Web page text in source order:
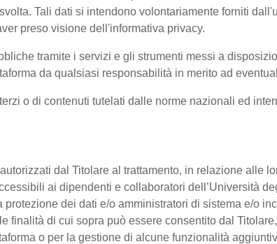
Tali dati si intendono volontariamente forniti
preso visione dell'informativa privacy.
tramite i servizi e gli strumenti messi a
da qualsiasi responsabilità in merito ad
o di contenuti tutelati dalle norme nazionali ed
dal Titolare al trattamento, in relazione alle
ai dipendenti e collaboratori dell’Università
dei dati e/o amministratori di sistema e/o
finalità di cui sopra può essere consentito dal
o per la gestione di alcune funzionalità